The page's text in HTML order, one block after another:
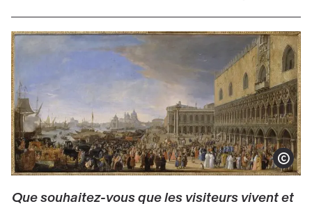
Afficher le
Que souhaitez-vous que les visiteurs vivent et